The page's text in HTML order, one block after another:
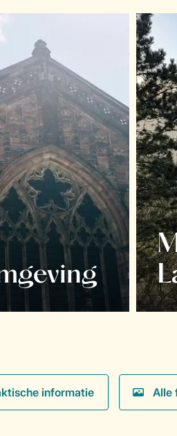
informatie Alle